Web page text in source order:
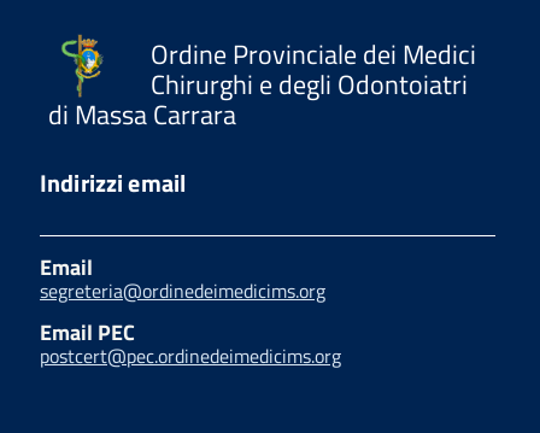
Ordine Provinciale dei Medici
Chirurghi e degli Odontoiatri
di Massa Carrara
Indirizzi email
Email
segreteria@ordinedeimedicims.org
Email PEC
postcert@pec.ordinedeimedicims.org